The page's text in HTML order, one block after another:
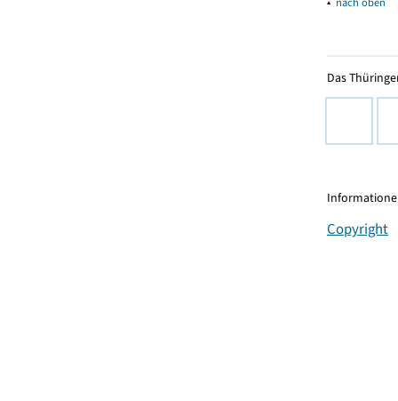
Das
Copyright